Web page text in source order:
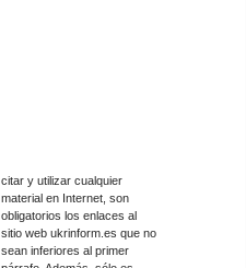
citar y utilizar cualquier
material en Internet, son
obligatorios los enlaces al
sitio web ukrinform.es que no
sean inferiores al primer